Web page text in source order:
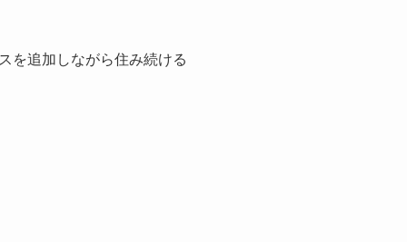
を追加しながら住み続ける